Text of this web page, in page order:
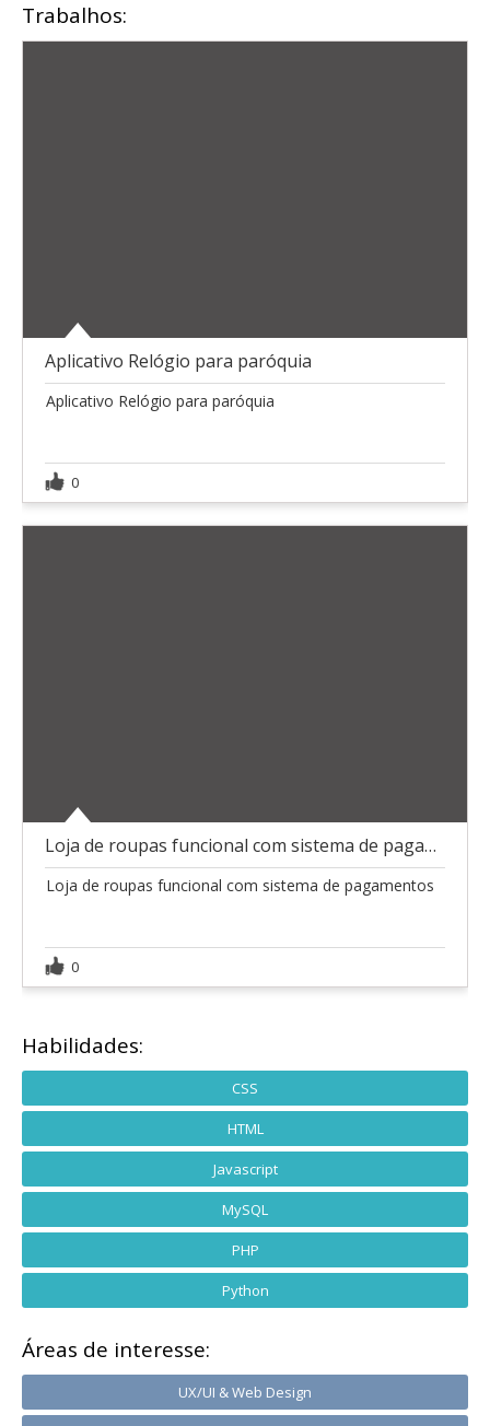
Trabalhos:
Aplicativo Relógio para paróquia
Aplicativo Relógio para paróquia
0
Loja de roupas funcional com sistema de pagamentos
Loja de roupas funcional com sistema de pagamentos
0
Habilidades:
CSS
HTML
Javascript
MySQL
PHP
Python
Áreas de interesse:
UX/UI & Web Design